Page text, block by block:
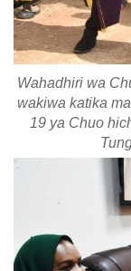
Wahadhiri wa
wakiwa katika
19 ya Chuo